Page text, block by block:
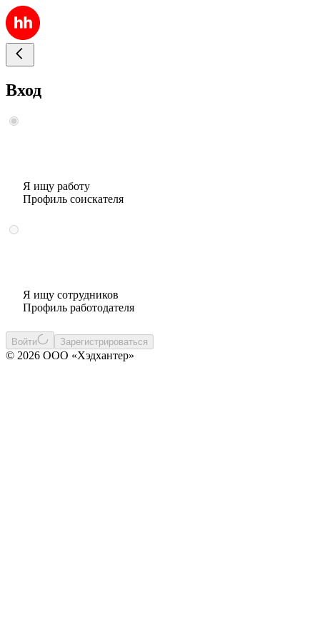
Вход
Я ищу работу
Профиль соискателя
Я ищу сотрудников
Профиль работодателя
Войти Зарегистрироваться
© 2026 ООО «Хэдхантер»